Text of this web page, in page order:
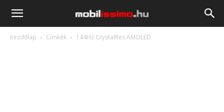
Mobilissimo.hu
Kezdőlap Címkék 144Hz CrystalRes AMOLED